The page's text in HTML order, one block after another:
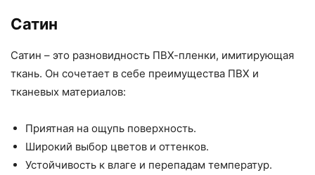
Сатин
Сатин – это разновидность ПВХ-пленки, имитирующая
ткань. Он сочетает в себе преимущества ПВХ и
тканевых материалов:
Приятная на ощупь поверхность.
Широкий выбор цветов и оттенков.
Устойчивость к влаге и перепадам температур.